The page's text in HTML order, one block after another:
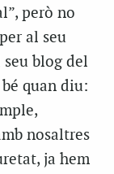
però no
al seu
blog del
quan diu:
nosaltres
ja hem